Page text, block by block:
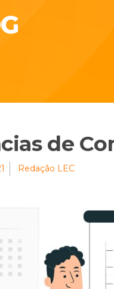
de
Redação LEC